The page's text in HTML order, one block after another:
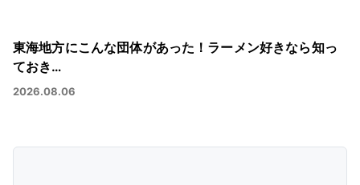
東海地方にこんな団体があった！ラーメン好きなら知っ
ておき…
2026.08.06